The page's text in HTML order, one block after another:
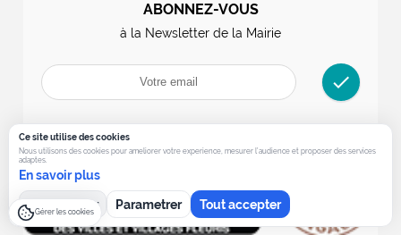
ABONNEZ-VOUS
à la Newsletter de la Mairie
check
Ce site utilise des cookies
Nous utilisons des cookies pour ameliorer votre experience, mesurer l’audience et proposer des services
adaptes.
En savoir plus
Tout refuser Parametrer Tout accepter
Gérer les cookies